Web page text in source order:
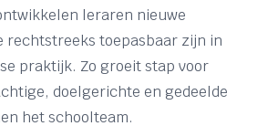
leraren nieuwe
rechtstreeks toepasbaar zijn in
praktijk. Zo groeit stap voor
doelgerichte en gedeelde
het schoolteam.